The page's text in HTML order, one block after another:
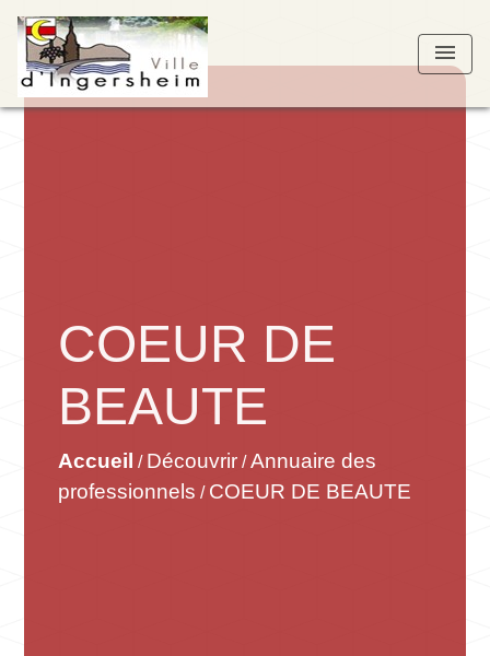
menu
COEUR DE
BEAUTE
Accueil / Découvrir /Annuaire des
professionnels / COEUR DE BEAUTE